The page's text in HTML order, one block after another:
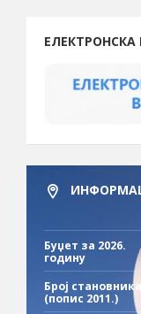
Буџет за 2026.
годину
Број становника
(попис 2011.)